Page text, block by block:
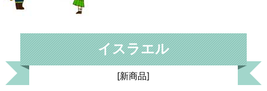
イスラエル
[新商品]